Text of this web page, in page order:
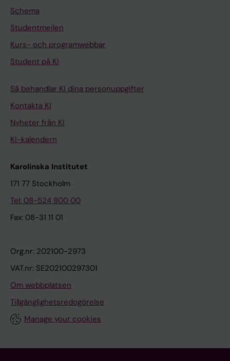
Schema
Studentmejlen
Kurs- och programwebbar
Student på KI
Så behandlar KI dina personuppgifter
Kontakta KI
Nyheter från KI
KI-kalendern
Karolinska Institutet
171 77 Stockholm
Tel: 08-524 800 00
Fax: 08-31 11 01
Org.nr: 202100-2973
VAT.nr: SE202100297301
Om webbplatsen
Tillgänglighetsredogörelse
Manage your cookies